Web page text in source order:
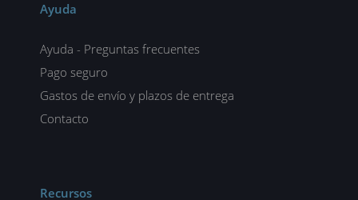
Ayuda
Ayuda - Preguntas frecuentes
Pago seguro
Gastos de envío y plazos de entrega
Contacto
Recursos